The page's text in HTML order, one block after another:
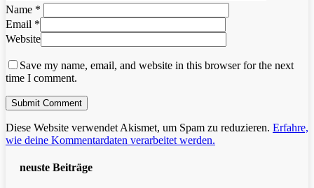
Name *
Email *
Website
Save my name, email, and website in this browser for the next
time I comment.
Diese Website verwendet Akismet, um Spam zu reduzieren. Erfahre,
wie deine Kommentardaten verarbeitet werden.
neuste Beiträge